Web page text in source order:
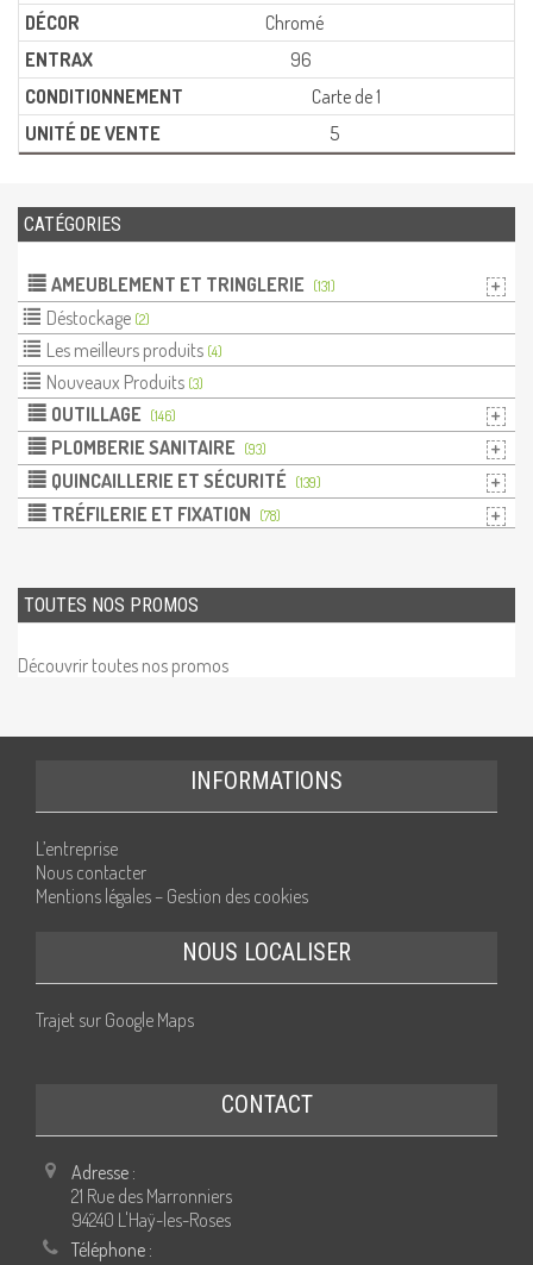
Chromé
96
Carte de 1
5
CATÉGORIES
AMEUBLEMENT ET TRINGLERIE (131)
Déstockage (2)
Les meilleurs produits (4)
Nouveaux Produits (3)
OUTILLAGE (146)
PLOMBERIE SANITAIRE (93)
QUINCAILLERIE ET SÉCURITÉ (139)
TRÉFILERIE ET FIXATION (78)
TOUTES NOS PROMOS
Découvrir toutes nos promos
INFORMATIONS
L’entreprise
Nous contacter
Mentions légales – Gestion des cookies
NOUS LOCALISER
Trajet sur Google Maps
CONTACT
Adresse :
21 Rue des Marronniers
94240 L'Haÿ-les-Roses
Téléphone :